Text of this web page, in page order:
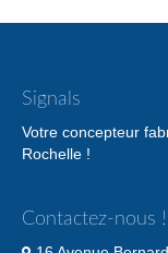
Signals
Votre concepteur
Rochelle !
Contactez-nous !